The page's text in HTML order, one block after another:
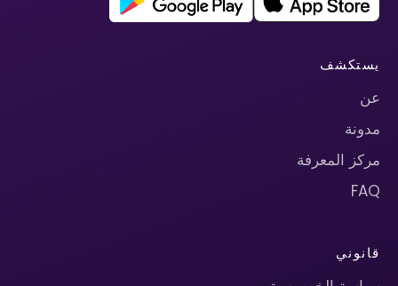
يستكشف
عن
مدونة
مركز المعرفة
FAQ
قانوني